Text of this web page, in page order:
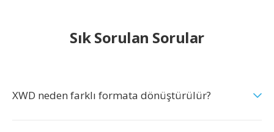
Sık Sorulan Sorular
XWD neden farklı formata dönüştürülür?